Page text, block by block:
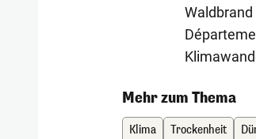
Mehr zum Thema
Klima Trockenheit